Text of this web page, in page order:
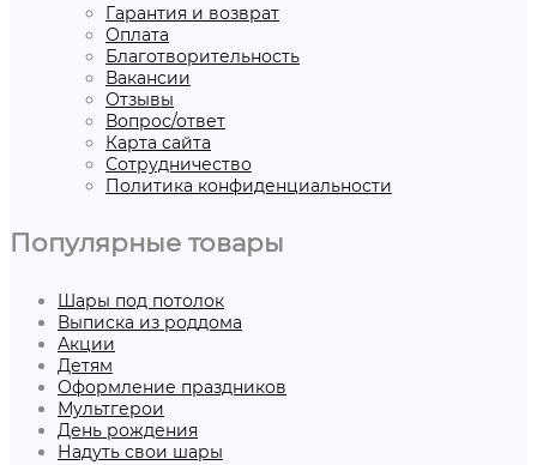
Гарантия и возврат
Оплата
Благотворительность
Вакансии
Отзывы
Вопрос/ответ
Карта сайта
Сотрудничество
Политика конфиденциальности
Популярные товары
Шары под потолок
Выписка из роддома
Акции
Детям
Оформление праздников
Мультгерои
День рождения
Надуть свои шары